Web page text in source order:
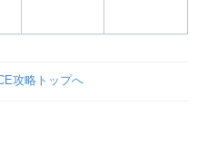
攻略トップへ